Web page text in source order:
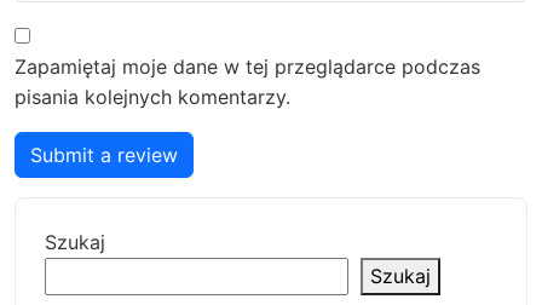
Zapamiętaj moje dane w tej przeglądarce podczas
pisania kolejnych komentarzy.
Submit a review
Szukaj
Szukaj